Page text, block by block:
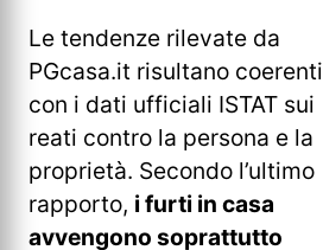
Le tendenze rilevate da
PGcasa.it risultano coerenti
con i dati ufficiali ISTAT sui
reati contro la persona e la
proprietà. Secondo l’ultimo
rapporto, i furti in casa
avvengono soprattutto